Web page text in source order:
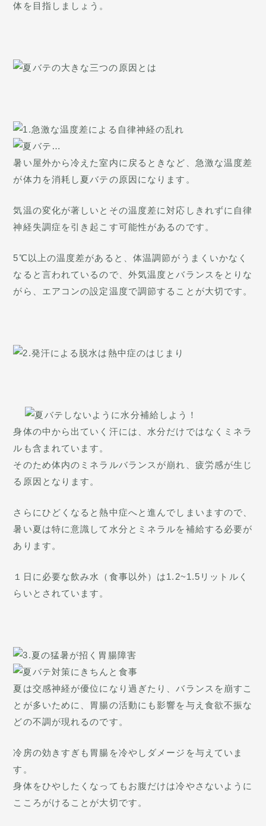
体を目指しましょう。
暑い屋外から冷えた室内に戻るときなど、急激な温度差
が体力を消耗し夏バテの原因になります。
気温の変化が著しいとその温度差に対応しきれずに自律
神経失調症を引き起こす可能性があるのです。
5℃以上の温度差があると、体温調節がうまくいかなく
なると言われているので、外気温度とバランスをとりな
がら、エアコンの設定温度で調節することが大切です。
身体の中から出ていく汗には、水分だけではなくミネラ
ルも含まれています。
そのため体内のミネラルバランスが崩れ、疲労感が生じ
る原因となります。
さらにひどくなると熱中症へと進んでしまいますので、
暑い夏は特に意識して水分とミネラルを補給する必要が
あります。
１日に必要な飲み水（食事以外）は1.2~1.5リットルく
らいとされています。
夏は交感神経が優位になり過ぎたり、バランスを崩すこ
とが多いために、胃腸の活動にも影響を与え食欲不振な
どの不調が現れるのです。
冷房の効きすぎも胃腸を冷やしダメージを与えていま
す。
身体をひやしたくなってもお腹だけは冷やさないように
こころがけることが大切です。